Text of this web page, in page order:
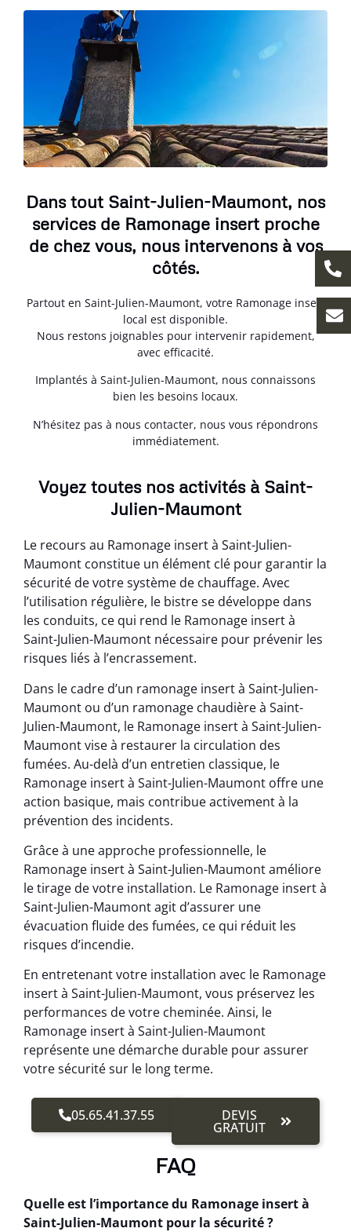
Dans tout Saint-Julien-Maumont, nos
services de Ramonage insert proche
de chez vous, nous intervenons à vos
côtés.
Partout en Saint-Julien-Maumont, votre Ramonage insert
local est disponible.
Nous restons joignables pour intervenir rapidement,
avec efficacité.
Implantés à Saint-Julien-Maumont, nous connaissons
bien les besoins locaux.
N’hésitez pas à nous contacter, nous vous répondrons
immédiatement.
Voyez toutes nos activités à Saint-
Julien-Maumont
Le recours au Ramonage insert à Saint-Julien-
Maumont constitue un élément clé pour garantir la
sécurité de votre système de chauffage. Avec
l’utilisation régulière, le bistre se développe dans
les conduits, ce qui rend le Ramonage insert à
Saint-Julien-Maumont nécessaire pour prévenir les
risques liés à l’encrassement.
Dans le cadre d’un ramonage insert à Saint-Julien-
Maumont ou d’un ramonage chaudière à Saint-
Julien-Maumont, le Ramonage insert à Saint-Julien-
Maumont vise à restaurer la circulation des
fumées. Au-delà d’un entretien classique, le
Ramonage insert à Saint-Julien-Maumont offre une
action basique, mais contribue activement à la
prévention des incidents.
Grâce à une approche professionnelle, le
Ramonage insert à Saint-Julien-Maumont améliore
le tirage de votre installation. Le Ramonage insert à
Saint-Julien-Maumont agit d’assurer une
évacuation fluide des fumées, ce qui réduit les
risques d’incendie.
En entretenant votre installation avec le Ramonage
insert à Saint-Julien-Maumont, vous préservez les
performances de votre cheminée. Ainsi, le
Ramonage insert à Saint-Julien-Maumont
représente une démarche durable pour assurer
votre sécurité sur le long terme.
05.65.41.37.55 DEVIS
GRATUIT
FAQ
Quelle est l’importance du Ramonage insert à
Saint-Julien-Maumont pour la sécurité ?